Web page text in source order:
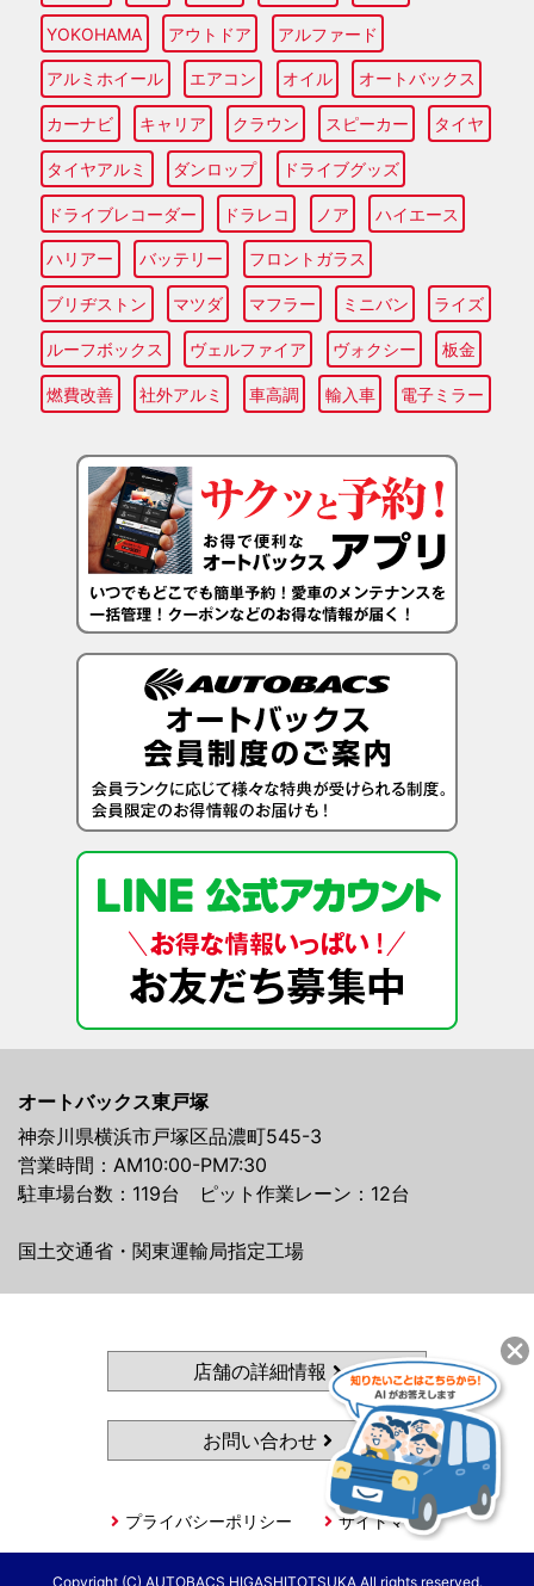
YOKOHAMA アウトドア アルファード
アルミホイール エアコン オイル オートバックス
カーナビ キャリア クラウン スピーカー タイヤ
タイヤアルミ ダンロップ ドライブグッズ
ドライブレコーダー ドラレコ ノア ハイエース
ハリアー バッテリー フロントガラス
ブリヂストン マツダ マフラー ミニバン ライズ
ルーフボックス ヴェルファイア ヴォクシー 板金
燃費改善 社外アルミ 車高調 輸入車 電子ミラー
オートバックス東戸塚
神奈川県横浜市戸塚区品濃町545-3
営業時間：AM10:00-PM7:30
駐車場台数：119台 ピット作業レーン：12台
国土交通省・関東運輸局指定工場
店舗の詳細情報
お問い合わせ
プライバシーポリシー サイトマップ
Copyright (C) AUTOBACS HIGASHITOTSUKA All rights reserved.